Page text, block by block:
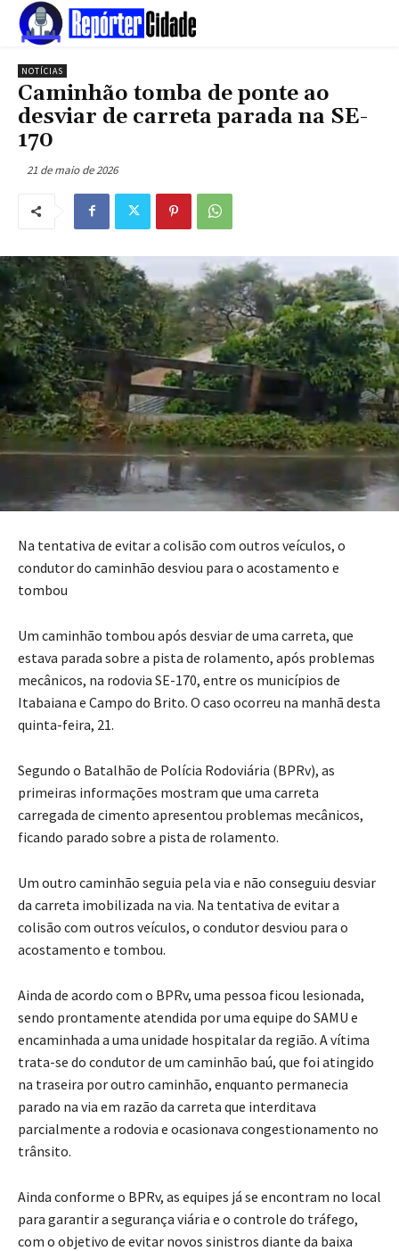
NOTÍCIAS
Caminhão tomba de ponte ao
desviar de carreta parada na SE-
170
21 de maio de 2026
Na tentativa de evitar a colisão com outros veículos, o
condutor do caminhão desviou para o acostamento e
tombou
Um caminhão tombou após desviar de uma carreta, que
estava parada sobre a pista de rolamento, após problemas
mecânicos, na rodovia SE-170, entre os municípios de
Itabaiana e Campo do Brito. O caso ocorreu na manhã desta
quinta-feira, 21.
Segundo o Batalhão de Polícia Rodoviária (BPRv), as
primeiras informações mostram que uma carreta
carregada de cimento apresentou problemas mecânicos,
ficando parado sobre a pista de rolamento.
Um outro caminhão seguia pela via e não conseguiu desviar
da carreta imobilizada na via. Na tentativa de evitar a
colisão com outros veículos, o condutor desviou para o
acostamento e tombou.
Ainda de acordo com o BPRv, uma pessoa ficou lesionada,
sendo prontamente atendida por uma equipe do SAMU e
encaminhada a uma unidade hospitalar da região. A vítima
trata-se do condutor de um caminhão baú, que foi atingido
na traseira por outro caminhão, enquanto permanecia
parado na via em razão da carreta que interditava
parcialmente a rodovia e ocasionava congestionamento no
trânsito.
Ainda conforme o BPRv, as equipes já se encontram no local
para garantir a segurança viária e o controle do tráfego,
com o objetivo de evitar novos sinistros diante da baixa